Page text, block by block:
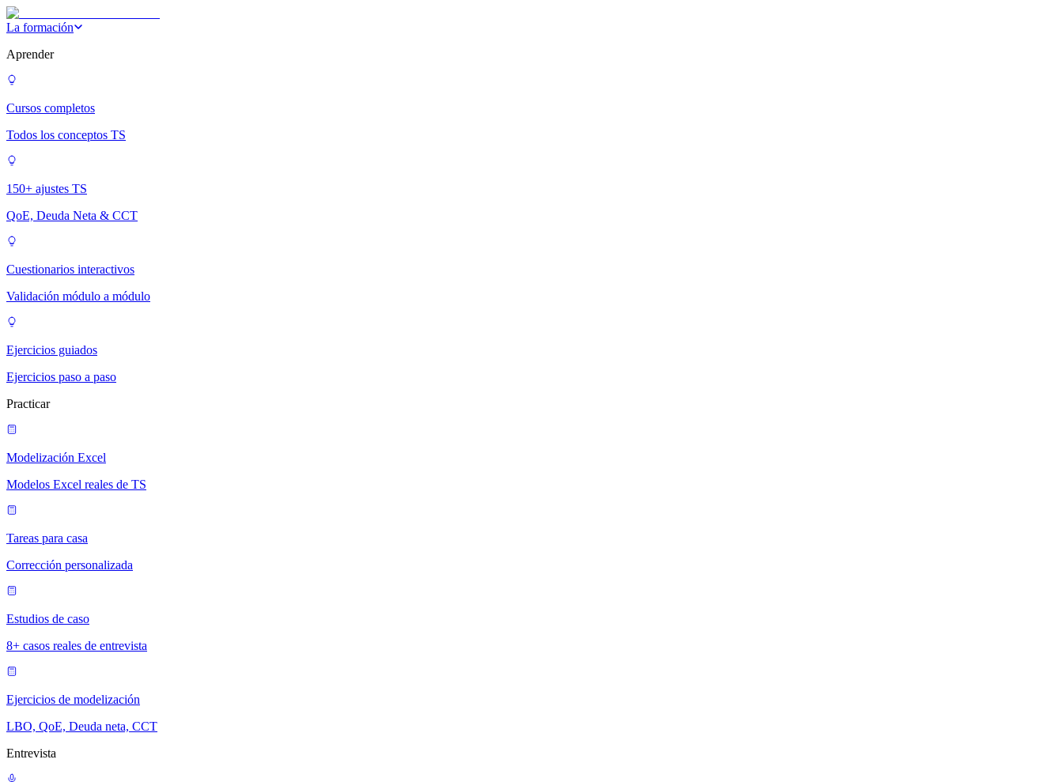
La formación
Aprender
Cursos completos
Todos los conceptos TS
150+ ajustes TS
QoE, Deuda Neta & CCT
Cuestionarios interactivos
Validación módulo a módulo
Ejercicios guiados
Ejercicios paso a paso
Practicar
Modelización Excel
Modelos Excel reales de TS
Tareas para casa
Corrección personalizada
Estudios de caso
8+ casos reales de entrevista
Ejercicios de modelización
LBO, QoE, Deuda neta, CCT
Entrevista